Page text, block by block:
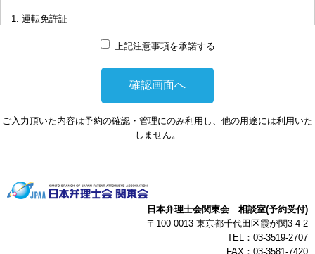
によって、また、特許事務所によって異なりますので、詳細は特許事
非対面型の相談はWEB会議システムを利用して実施します。WEB会
議システムを利用する事によって生じた不利益または損害に対して、
当会は、一切の責任を負い兼ねます。この点あらかじめご了承くださ
い。
運転免許証
マイナンバーカード
本人確認書類を提示頂けない場合は、相談を受けることができません。
上記注意事項を承諾する
ご入力頂いた内容は予約の確認・管理にのみ利用し、他の用途には利用いた
しません。
日本弁理士会関東会 相談室(予約受付)
〒100-0013 東京都千代田区霞が関3-4-2
TEL：03-3519-2707
FAX：03-3581-7420